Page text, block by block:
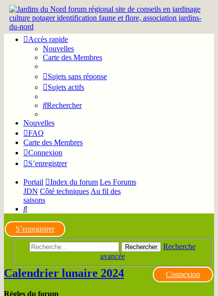
Accès rapide
Nouvelles
Carte des Membres
Sujets sans réponse
Sujets actifs
Rechercher
Nouvelles
FAQ
Carte des Membres
Connexion
S’enregistrer
Portail Index du forum Les Forums
JDN Côté techniques Au fil des
saisons
Rechercher
S’enregistrer
Rechercher
Recherche
avancée
Connexion
Calendrier lunaire 2024
Règles du forum